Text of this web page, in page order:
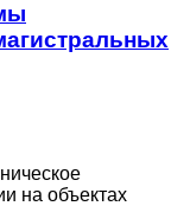
на объектах